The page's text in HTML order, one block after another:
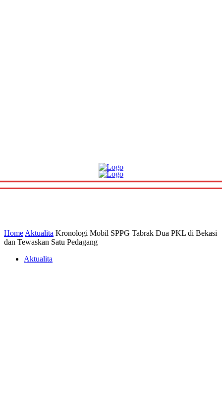
Home Aktualita Kronologi Mobil SPPG Tabrak Dua PKL di Bekasi
dan Tewaskan Satu Pedagang
Aktualita